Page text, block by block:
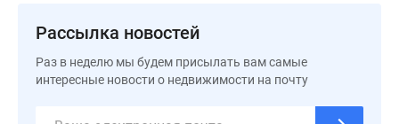
RutubeРассылка новостей
Раз в неделю мы будем присылать вам самые
интересные новости о недвижимости на почту